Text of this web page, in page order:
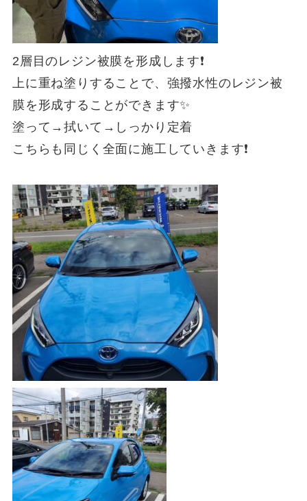
2層目のレジン被膜を形成します❗
上に重ね塗りすることで、強撥水性のレジン被
膜を形成することができます✨
塗って→拭いて→しっかり定着
こちらも同じく全面に施工していきます❗